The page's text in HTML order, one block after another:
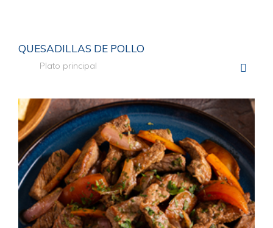
QUESADILLAS DE POLLO
Plato principal